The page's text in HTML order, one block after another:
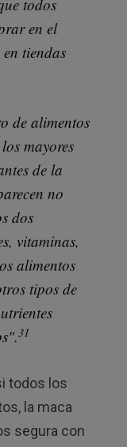
todos
en el
tiendas
de alimentos
mayores
de la
no
dos
vitaminas,
alimentos
tipos de
31
todos los
la maca
segura con